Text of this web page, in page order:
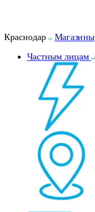
Краснодар
Магазины
Частным лицам